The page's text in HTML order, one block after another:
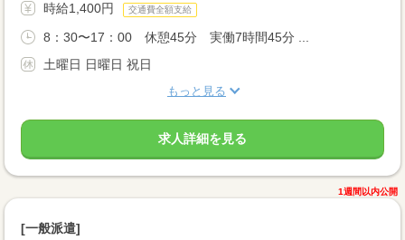
時給1,400円 交通費全額支給
8：30〜17：00 休憩45分 実働7時間45分 ...
土曜日 日曜日 祝日
もっと見る
求人詳細を見る
1週間以内公開
[一般派遣]